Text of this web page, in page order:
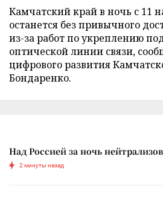
Камчатский край в ночь с 11
останется без привычного
из-за работ по укреплению
оптической линии связи,
цифрового развития
Бондаренко.
Над Россией за ночь
2 минуты назад